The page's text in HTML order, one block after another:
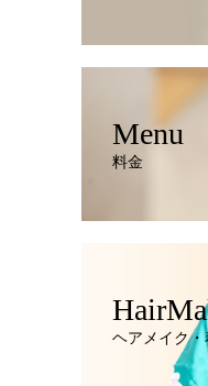
Menu
料金
ヘアメイク・